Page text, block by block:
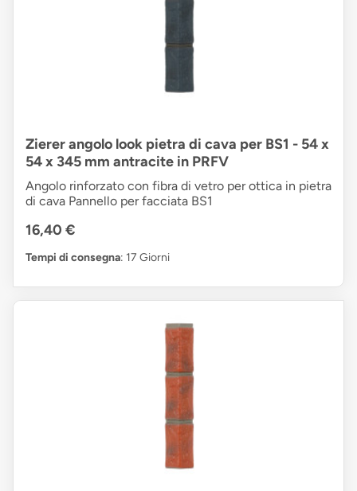
Zierer angolo look pietra di cava per BS1 - 54 x
54 x 345 mm antracite in PRFV
Angolo rinforzato con fibra di vetro per ottica in pietra
di cava Pannello per facciata BS1
16,40 €
Tempi di consegna: 17 Giorni